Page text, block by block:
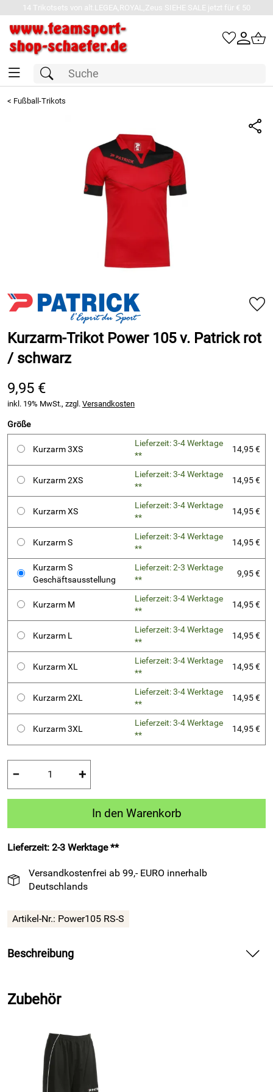
14 Trikotsets von alt.LEGEA,ROYAL,Zeus SIEHE SALE jetzt für € 50
< Fußball-Trikots
Kurzarm-Trikot Power 105 v. Patrick rot
/ schwarz
9,95 €
inkl. 19% MwSt., zzgl. Versandkosten
Größe
Kurzarm 3XS
Lieferzeit: 3-4 Werktage
**
14,95 €
Kurzarm 2XS
Lieferzeit: 3-4 Werktage
**
14,95 €
Kurzarm XS
Lieferzeit: 3-4 Werktage
**
14,95 €
Kurzarm S
Lieferzeit: 3-4 Werktage
**
14,95 €
Kurzarm S
Geschäftsausstellung
Lieferzeit: 2-3 Werktage
**
9,95 €
Kurzarm M
Lieferzeit: 3-4 Werktage
**
14,95 €
Kurzarm L
Lieferzeit: 3-4 Werktage
**
14,95 €
Kurzarm XL
Lieferzeit: 3-4 Werktage
**
14,95 €
Kurzarm 2XL
Lieferzeit: 3-4 Werktage
**
14,95 €
Kurzarm 3XL
Lieferzeit: 3-4 Werktage
**
14,95 €
− +
In den Warenkorb
Lieferzeit: 2-3 Werktage **
Versandkostenfrei ab 99,- EURO innerhalb
Deutschlands
Artikel-Nr.: Power105 RS-S
Beschreibung
dynamischen Tragekomfort für dein Fußballspiel
atmungsaktive Material Feuchtigkeit schnell nach außen
leitet. Setz mit dem rot-schwarzen Design ein klares Zeichen
auf dem Platz und spiel entschlossen nach vorn.
Vorteile und Kurzarm-Trikot Power 105 von Patrick
Zubehör